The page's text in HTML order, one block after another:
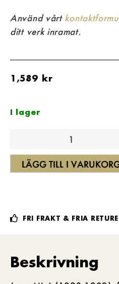
Använd vårt
ditt verk inramat.
1,589 kr
I lager
LÄGG TILL I
FRI FRAKT & FRIA
Beskrivning